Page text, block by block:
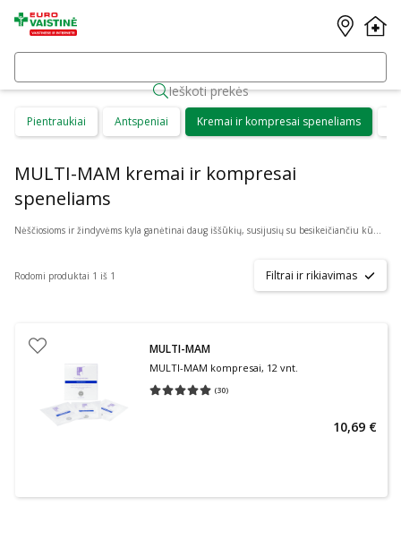
Ieškoti prekės
Pientraukiai Antspeniai Kremai ir kompresai speneliams
MULTI-MAM kremai ir kompresai
speneliams
Nėščiosioms ir žindyvėms kyla ganėtinai daug iššūkių, susijusių su besikeičiančiu kūnu bei į pasaulį ateinančia nauja gyvybe. Žindyvės turėtų žinoti apie tai, kokią naudą joms galėtų suteikti kompresai ir kremas speneliams. Tai yra priemonės, kurios gali padėti gydyti žaizdas, mažinti spenelių jautrumą ir skausmą.
Rodomi produktai 1 iš 1 Filtrai ir rikiavimas
MULTI-MAM
MULTI-MAM kompresai, 12 vnt.
(30)
Vidutinis įvertinimas 5.00
10,69 €